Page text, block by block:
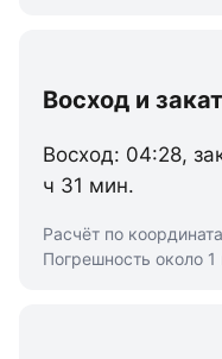
Восход и
Восход: 04:28,
ч 31 мин.
Расчёт по
Погрешность около